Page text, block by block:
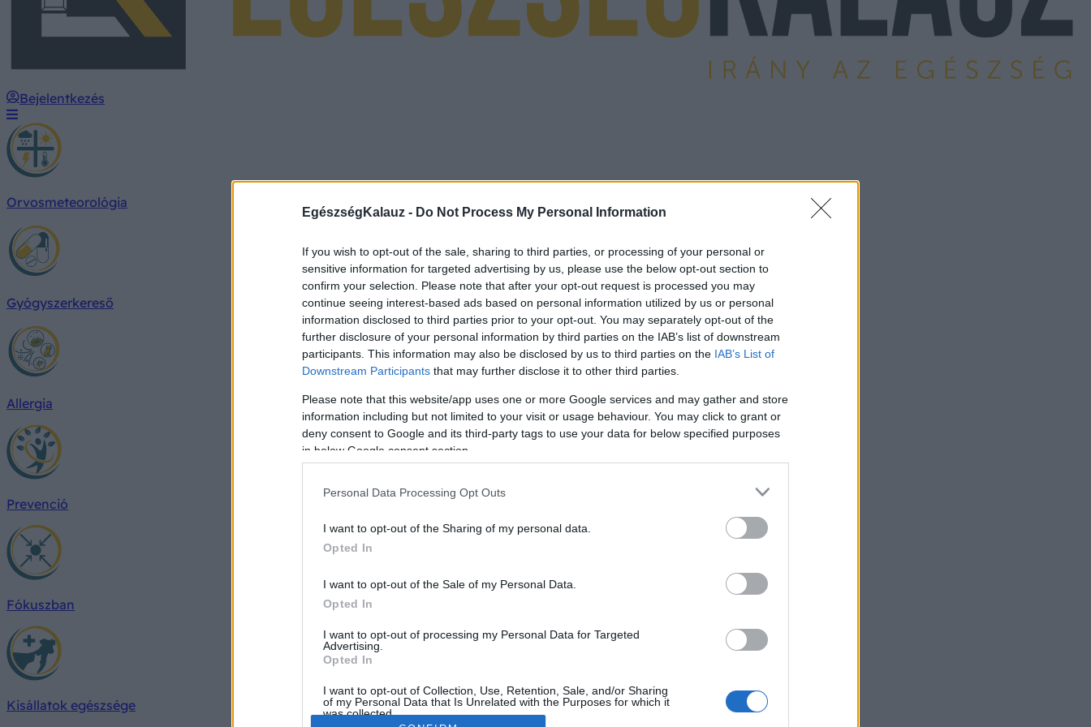
EgészségKalauz - Do Not Process My Personal Information
If you wish to opt-out of the sale, sharing to third parties, or processing of your personal or
sensitive information for targeted advertising by us, please use the below opt-out section to
confirm your selection. Please note that after your opt-out request is processed you may
continue seeing interest-based ads based on personal information utilized by us or personal
information disclosed to third parties prior to your opt-out. You may separately opt-out of the
further disclosure of your personal information by third parties on the IAB’s list of downstream
participants. This information may also be disclosed by us to third parties on the IAB’s List of
Downstream Participants that may further disclose it to other third parties.
Please note that this website/app uses one or more Google services and may gather and store
information including but not limited to your visit or usage behaviour. You may click to grant or
deny consent to Google and its third-party tags to use your data for below specified purposes
in below Google consent section.
Personal Data Processing Opt Outs
I want to opt-out of the Sharing of my personal data.
Opted In
I want to opt-out of the Sale of my Personal Data.
Opted In
I want to opt-out of processing my Personal Data for Targeted
Advertising.
Opted In
I want to opt-out of Collection, Use, Retention, Sale, and/or Sharing
of my Personal Data that Is Unrelated with the Purposes for which it
was collected.
Bejelentkezés
Orvosmeteorológia
Gyógyszerkereső
Allergia
Prevenció
Fókuszban
Kisállatok egészsége